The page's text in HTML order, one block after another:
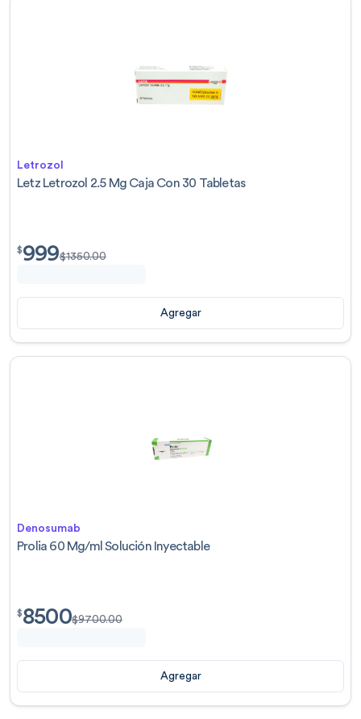
Letrozol
Letz Letrozol 2.5 Mg Caja Con 30 Tabletas
$999.00
$999$1350.00
Agregar
Denosumab
Prolia 60 Mg/ml Solución Inyectable
$8500.00
$8500$9700.00
Agregar